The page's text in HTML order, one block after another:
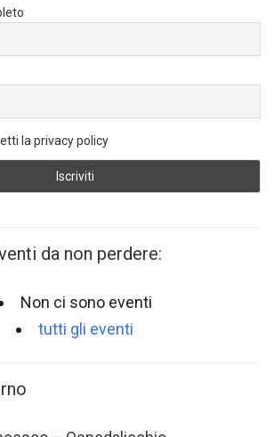
la privacy policy
da non perdere:
Non ci sono eventi
tutti gli eventi